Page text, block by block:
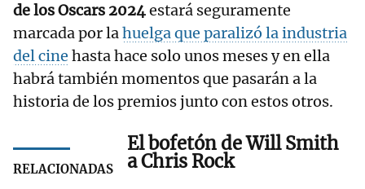
de los Oscars 2024estará seguramente
marcada por lahuelga que paralizó la industria
del cine hasta hace solo unos meses y en ella
habrá también momentos que pasarán a la
historia de los premios junto con estos otros.
RELACIONADAS
El bofetón de Will Smith
a Chris Rock